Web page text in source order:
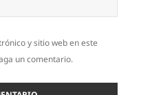
y sitio web en este
un comentario.